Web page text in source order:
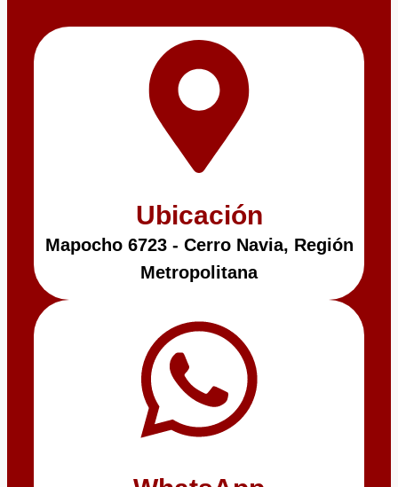
Ubicación
Mapocho 6723 - Cerro Navia, Región
Metropolitana